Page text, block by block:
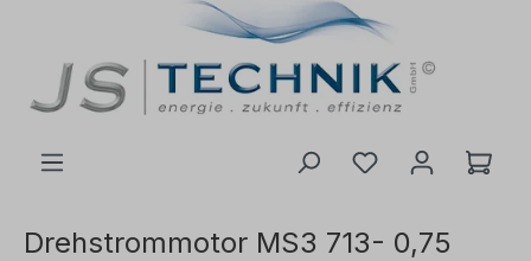
Drehstrommotor MS3 713- 0,75